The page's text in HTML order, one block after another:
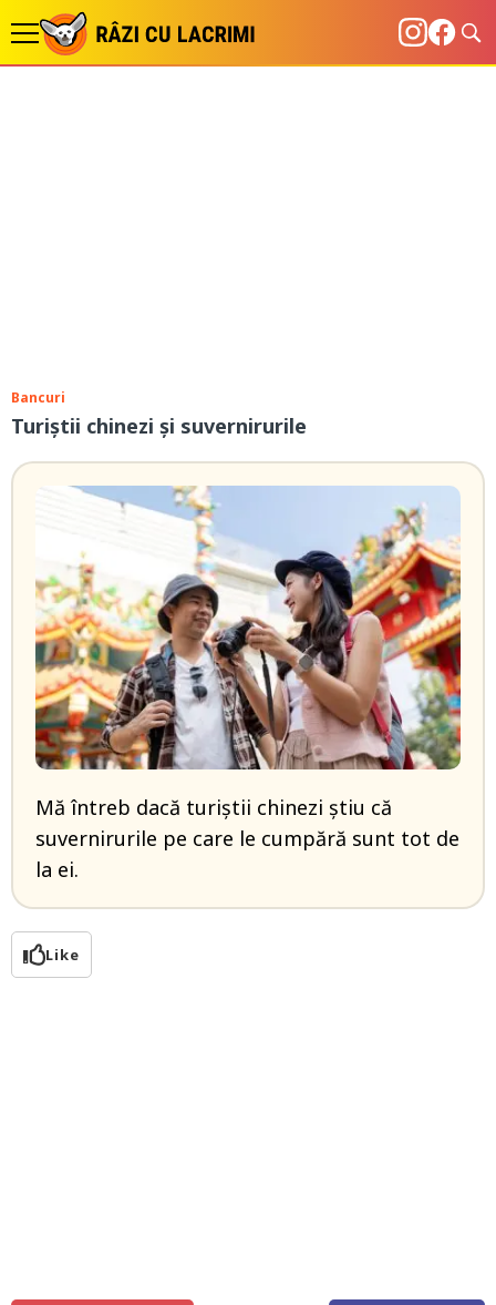
Bancuri
Turiștii chinezi și suvernirurile
Mă întreb dacă turiștii chinezi știu că
suvernirurile pe care le cumpără sunt tot de
la ei.
Like